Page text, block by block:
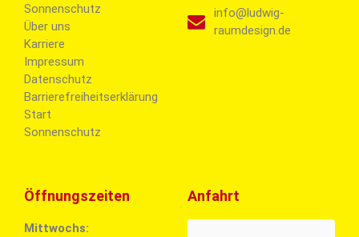
Sonnenschutz
Über uns
Karriere
Impressum
Datenschutz
Barrierefreiheitserklärung
Start
Sonnenschutz
info@ludwig-
raumdesign.de
Öffnungszeiten
Mittwochs:
Anfahrt